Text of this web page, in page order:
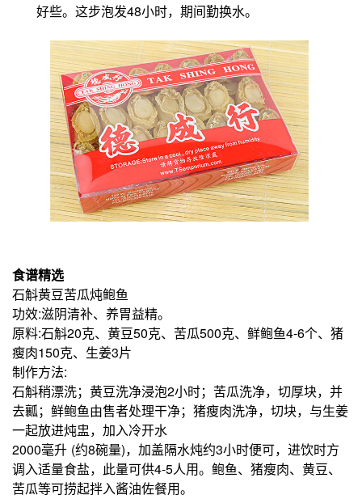
好些。 这步泡发48小时，期间勤换水。
食谱精选
石斛黄豆苦瓜炖鲍鱼
功效:滋阴清补、养胃益精。
原料:石斛20克、黄豆50克、苦瓜500克、鲜鲍鱼4-6个、猪
瘦肉150克、生姜3片
制作方法:
石斛稍漂洗；黄豆洗净浸泡2小时；苦瓜洗净，切厚块，并
去瓤；鲜鲍鱼由售者处理干净；猪瘦肉洗净，切块，与生姜
一起放进炖盅，加入冷开水
2000毫升 (约8碗量)，加盖隔水炖约3小时便可，进饮时方
调入适量食盐，此量可供4-5人用。鲍鱼、猪瘦肉、黄豆、
苦瓜等可捞起拌入酱油佐餐用。